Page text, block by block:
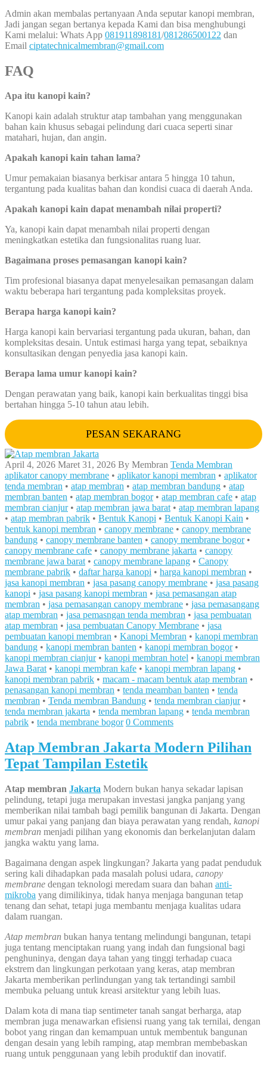
Admin akan membalas pertanyaan Anda seputar kanopi membran,
Jadi jangan segan bertanya kepada Kami dan bisa menghubungi
Kami melalui: Whats App 081911898181/081286500122 dan
Email ciptatechnicalmembran@gmail.com
FAQ
Apa itu kanopi kain?
Kanopi kain adalah struktur atap tambahan yang menggunakan
bahan kain khusus sebagai pelindung dari cuaca seperti sinar
matahari, hujan, dan angin.
Apakah kanopi kain tahan lama?
Umur pemakaian biasanya berkisar antara 5 hingga 10 tahun,
tergantung pada kualitas bahan dan kondisi cuaca di daerah Anda.
Apakah kanopi kain dapat menambah nilai properti?
Ya, kanopi kain dapat menambah nilai properti dengan
meningkatkan estetika dan fungsionalitas ruang luar.
Bagaimana proses pemasangan kanopi kain?
Tim profesional biasanya dapat menyelesaikan pemasangan dalam
waktu beberapa hari tergantung pada kompleksitas proyek.
Berapa harga kanopi kain?
Harga kanopi kain bervariasi tergantung pada ukuran, bahan, dan
kompleksitas desain. Untuk estimasi harga yang tepat, sebaiknya
konsultasikan dengan penyedia jasa kanopi kain.
Berapa lama umur kanopi kain?
Dengan perawatan yang baik, kanopi kain berkualitas tinggi bisa
bertahan hingga 5-10 tahun atau lebih.
PESAN SEKARANG
April 4, 2026 Maret 31, 2026 By Membran Tenda Membran
aplikator canopy membrane • aplikator kanopi membran • aplikator
tenda membran • atap membran • atap membran bandung • atap
membran banten • atap membran bogor• atap membran cafe • atap
membran cianjur• atap membran jawa barat• atap membran lapang
• atap membran pabrik • Bentuk Kanopi • Bentuk Kanopi Kain •
bentuk kanopi membran • canopy membrane • canopy membrane
bandung • canopy membrane banten • canopy membrane bogor•
canopy membrane cafe • canopy membrane jakarta • canopy
membrane jawa barat• canopy membrane lapang • Canopy
membrane pabrik • daftar harga kanopi • harga kanopi membran •
jasa kanopi membran • jasa pasang canopy membrane • jasa pasang
kanopi • jasa pasang kanopi membran • jasa pemasangan atap
membran • jasa pemasangan canopy membrane • jasa pemasangang
atap membran • jasa pemasngan tenda membran • jasa pembuatan
atap membran • jasa pembuatan Canopy Membrane • jasa
pembuatan kanopi membran • Kanopi Membran • kanopi membran
bandung • kanopi membran banten • kanopi membran bogor•
kanopi membran cianjur• kanopi membran hotel • kanopi membran
Jawa Barat• kanopi membran kafe • kanopi membran lapang •
kanopi membran pabrik • macam - macam bentuk atap membran •
penasangan kanopi membran • tenda meamban banten • tenda
membran • Tenda membran Bandung • tenda membran cianjur•
tenda membran jakarta • tenda membran lapang • tenda membran
pabrik • tenda membrane bogor 0 Comments
Atap Membran Jakarta Modern Pilihan
Tepat Tampilan Estetik
Atap membran Jakarta Modern bukan hanya sekadar lapisan
pelindung, tetapi juga merupakan investasi jangka panjang yang
memberikan nilai tambah bagi pemilik bangunan di Jakarta. Dengan
umur pakai yang panjang dan biaya perawatan yang rendah, kanopi
membran menjadi pilihan yang ekonomis dan berkelanjutan dalam
jangka waktu yang lama.
Bagaimana dengan aspek lingkungan? Jakarta yang padat penduduk
sering kali dihadapkan pada masalah polusi udara, canopy
membrane dengan teknologi meredam suara dan bahan anti-
mikroba yang dimilikinya, tidak hanya menjaga bangunan tetap
tenang dan sehat, tetapi juga membantu menjaga kualitas udara
dalam ruangan.
Atap membran bukan hanya tentang melindungi bangunan, tetapi
juga tentang menciptakan ruang yang indah dan fungsional bagi
penghuninya, dengan daya tahan yang tinggi terhadap cuaca
ekstrem dan lingkungan perkotaan yang keras, atap membran
Jakarta memberikan perlindungan yang tak tertandingi sambil
membuka peluang untuk kreasi arsitektur yang lebih luas.
Dalam kota di mana tiap sentimeter tanah sangat berharga, atap
membran juga menawarkan efisiensi ruang yang tak ternilai, dengan
bobot yang ringan dan kemampuan untuk membentuk bangunan
dengan desain yang lebih ramping, atap membran membebaskan
ruang untuk penggunaan yang lebih produktif dan inovatif.